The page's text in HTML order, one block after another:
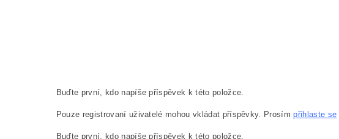
Buďte první, kdo napíše příspěvek k této položce.
Pouze registrovaní uživatelé mohou vkládat příspěvky. Prosímpřihlaste se
Buďte první, kdo napíše příspěvek k této položce.